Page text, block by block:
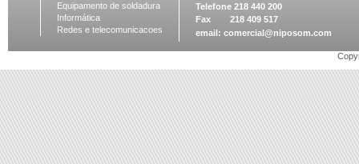
Equipamento de soldadura
Informática
Redes e telecomunicacoes
Telefone 218 440 200
Fax 218 409 517
email: comercial@niposom.com